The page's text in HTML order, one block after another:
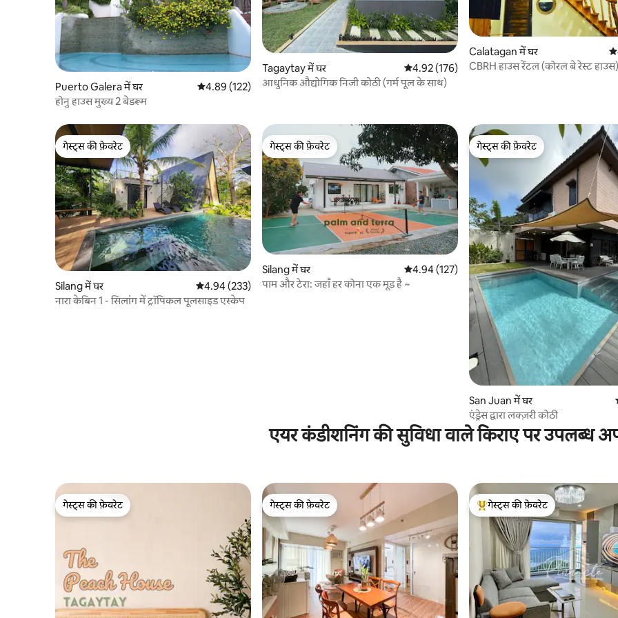
Puerto Galera में घर औसत रेटिंग 5 में से 4.89, 122 समीक्षाएँ
4.89 (122)
होनु हाउस मुख्य 2 बेडरूम
Tagaytay में घर औसत रेटिंग 5 में से 4.92, 176 समीक्षाएँ
4.92 (176)
आधुनिक औद्योगिक निजी कोठी (गर्म पूल के साथ)
Calatagan में घर
CBRH हाउस रेंटल (कोरल बे रेस्ट
गेस्ट्स की फ़ेवरेट
गेस्ट्स की फ़ेवरेट
Silang में घर औसत रेटिंग 5 में से 4.94, 233 समीक्षाएँ
4.94 (233)
नारा केबिन 1 - सिलांग में ट्रॉपिकल पूलसाइड एस्केप
गेस्ट्स की फ़ेवरेट
गेस्ट्स की फ़ेवरेट
Silang में घर औसत रेटिंग 5 में से 4.94, 127 समीक्षाएँ
4.94 (127)
पाम और टेरा: जहाँ हर कोना एक मूड है ~
गेस्ट्स की फ़ेवरेट
गेस्ट्स की फ़ेवरेट
San Juan में घर
एंड्रेस द्वारा लक्ज़री कोठी
एयर कंडीशनिंग की सुविधा वाले किराए पर उपलब्ध
गेस्ट्स की फ़ेवरेट
गेस्ट्स की फ़ेवरेट
गेस्ट्स की फ़ेवरेट
गेस्ट्स की फ़ेवरेट
गेस्ट्स का टॉप फ़ेवरेट
गेस्ट्स की फ़ेवरेट